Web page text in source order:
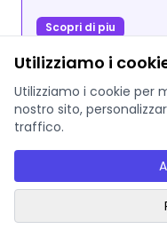
Scopri di piu
© 2025
Privacy Policy
Utilizziamo i
Utilizziamo i cookie per
nostro sito,
traffico.